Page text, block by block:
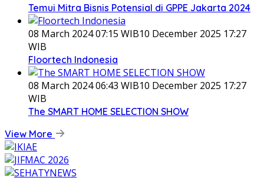
Temui Mitra Bisnis Potensial di GPPE Jakarta 2024
08 March 2024 07:15 WIB10 December 2025 17:27
WIB
Floortech Indonesia
08 March 2024 06:43 WIB10 December 2025 17:27
WIB
The SMART HOME SELECTION SHOW
View More